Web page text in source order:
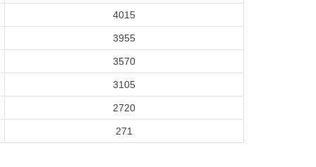
4015
3955
3570
3105
2720
271